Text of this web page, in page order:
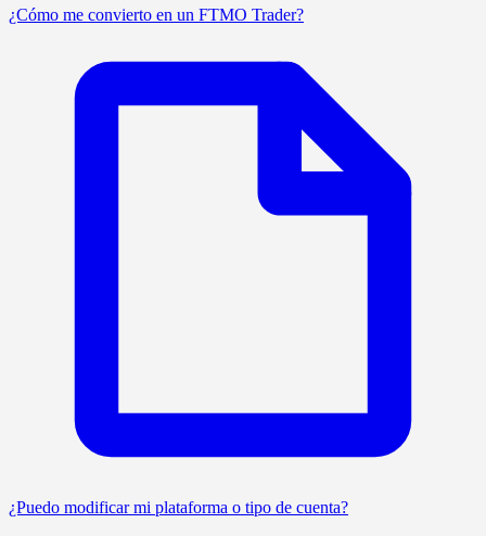
¿Cómo me convierto en un FTMO Trader?
¿Puedo modificar mi plataforma o tipo de cuenta?